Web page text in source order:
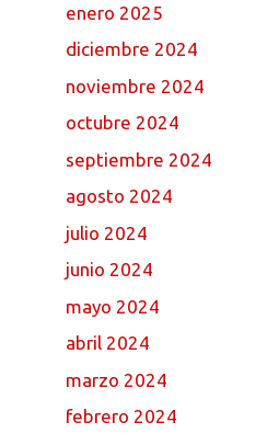
enero 2025
diciembre 2024
noviembre 2024
octubre 2024
septiembre 2024
agosto 2024
julio 2024
junio 2024
mayo 2024
abril 2024
marzo 2024
febrero 2024